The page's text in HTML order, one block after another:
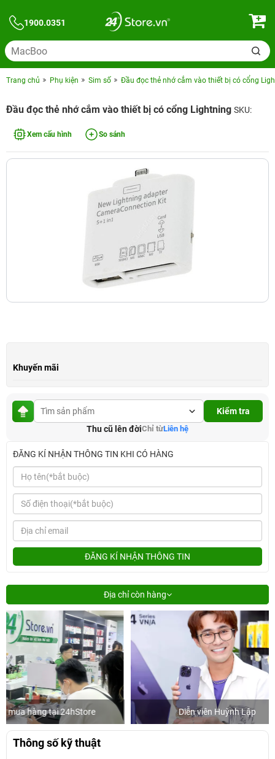
1900.0351
Trang chủ Phụ kiện Sim số Đầu đọc thẻ nhớ cắm vào thiết bị có cổng
Đầu đọc thẻ nhớ cắm vào thiết bị có cổng Lightning SKU:
Xem cấu hình So sánh
Khuyến mãi
Kiểm tra
Thu cũ lên đờiChỉ từLiên hệ
ĐĂNG KÍ NHẬN THÔNG TIN KHI CÓ HÀNG
ĐĂNG KÍ NHẬN THÔNG TIN
Địa chỉ còn hàng
Diễn viên Huỳnh Lập
Thông số kỹ thuật